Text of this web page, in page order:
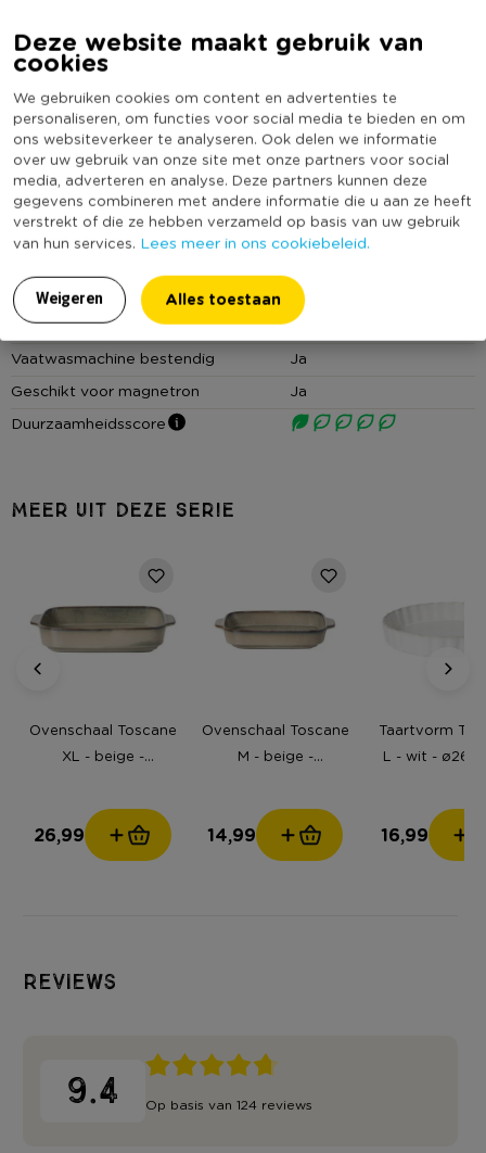
Deze website maakt gebruik van
cookies
We gebruiken cookies om content en advertenties te
personaliseren, om functies voor social media te bieden en om
ons websiteverkeer te analyseren. Ook delen we informatie
over uw gebruik van onze site met onze partners voor social
media, adverteren en analyse. Deze partners kunnen deze
gegevens combineren met andere informatie die u aan ze heeft
verstrekt of die ze hebben verzameld op basis van uw gebruik
van hun services. Lees meer in ons cookiebeleid.
Weigeren Alles toestaan
een snelle hap. Dit dinerbord combineert stijl en functionaliteit,
omdat het geschikt is voor zowel de vaatwasser als de
magnetron. Dankzij het tijdloze design, natuurlijke uitstraling en
de duurzame materialen is dit dinerbord uit de Toscane
collectie een echte must-have voor elke keuken.
Reactive glaze
Dit dinerbord is voorzien van reactive glaze, een bijzonder
type glazuur dat wordt toegepast bij de productie van deze
aardewerk items. Dit glazuur reageert op de chemische
samenstelling van het materiaal en de omgeving tijdens het
bakproces, waardoor elk item een unieke afwerking krijgt.
Toscane collectievoor mooie combinaties op tafel.
Specificaties
Artikelnummer
042276
Online Only
Nee
Materiaal
Aardewerk
Kleur
Wit
Print
Effen
Serie
Toscane
Met print
Nee
Vaatwasmachine bestendig
Ja
Geschikt voor magnetron
Ja
Duurzaamheidsscore
MEER UIT DEZE SERIE
Ovenschaal Toscane
XL - beige -
26,99
Ovenschaal Toscane
M - beige -
14,99
Taartvorm
L - wit -
16,99
Reviews
9.4 Op basis van 124 reviews